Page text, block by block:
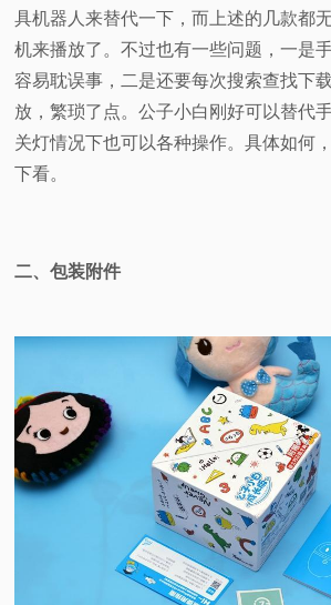
具机器人来替代一下，而上述的几款都
机来播放了。不过也有一些问题，一是
容易耽误事，二是还要每次搜索查找下
放，繁琐了点。公子小白刚好可以替代
关灯情况下也可以各种操作。具体如何
下看。
二、包装附件